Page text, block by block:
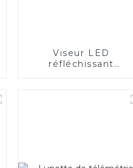
Viseur LED
réfléchissant